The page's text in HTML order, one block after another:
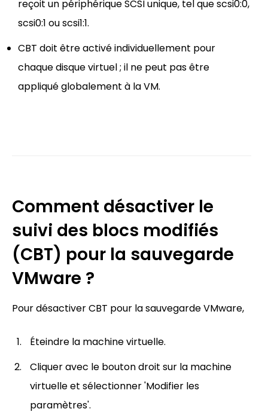
reçoit un périphérique SCSI unique, tel que scsi0:0,
scsi0:1 ou scsi1:1.
CBT doit être activé individuellement pour
chaque disque virtuel ; il ne peut pas être
appliqué globalement à la VM.
Comment désactiver le
suivi des blocs modifiés
(CBT) pour la sauvegarde
VMware ?
Pour désactiver CBT pour la sauvegarde VMware,
Éteindre la machine virtuelle.
Cliquer avec le bouton droit sur la machine
virtuelle et sélectionner 'Modifier les
paramètres'.